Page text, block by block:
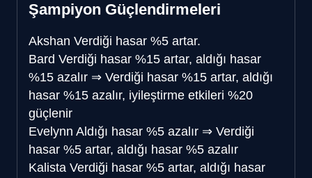
Şampiyon Güçlendirmeleri
Akshan Verdiği hasar %5 artar.
Bard Verdiği hasar %15 artar, aldığı hasar
%15 azalır ⇒ Verdiği hasar %15 artar, aldığı
hasar %15 azalır, iyileştirme etkileri %20
güçlenir
Evelynn Aldığı hasar %5 azalır ⇒ Verdiği
hasar %5 artar, aldığı hasar %5 azalır
Kalista Verdiği hasar %5 artar, aldığı hasar